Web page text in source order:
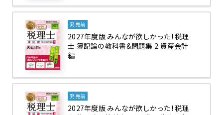
発売前
2027年度版 みんなが欲しかった! 税理
士 簿記論の教科書&問題集 2 資産会計
編
発売前
2027年度版 みんなが欲しかった! 税理